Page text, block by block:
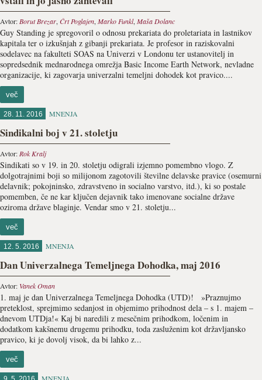
Avtor: Borut Brezar, Črt Poglajen, Marko Funkl, Maša Dolanc
Guy Standing je spregovoril o odnosu prekariata do proletariata in lastnikov
kapitala ter o izkušnjah z gibanji prekariata. Je profesor in raziskovalni
sodelavec na fakulteti SOAS na Univerzi v Londonu ter ustanovitelj in
sopredsednik mednarodnega omrežja Basic Income Earth Network, nevladne
organizacije, ki zagovarja univerzalni temeljni dohodek kot pravico....
več
28. 11. 2016 MNENJA
Sindikalni boj v 21. stoletju
Avtor: Rok Kralj
Sindikati so v 19. in 20. stoletju odigrali izjemno pomembno vlogo. Z
dolgotrajnimi boji so milijonom zagotovili številne delavske pravice (osemurni
delavnik; pokojninsko, zdravstveno in socialno varstvo, itd.), ki so postale
pomemben, če ne kar ključen dejavnik tako imenovane socialne države
oziroma države blaginje. Vendar smo v 21. stoletju...
več
12. 5. 2016 MNENJA
Dan Univerzalnega Temeljnega Dohodka, maj 2016
Avtor: Vanek Oman
1. maj je dan Univerzalnega Temeljnega Dohodka (UTD)! »Praznujmo
preteklost, sprejmimo sedanjost in objemimo prihodnost dela – s 1. majem –
dnevom UTDja!« Kaj bi naredili z mesečnim prihodkom, ločenim in
dodatkom kakšnemu drugemu prihodku, toda zasluženim kot državljansko
pravico, ki je dovolj visok, da bi lahko z...
več